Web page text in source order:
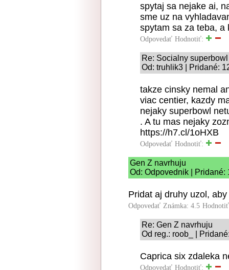
spytaj sa nejake ai,
sme uz na
spytam sa za teba, a
Odpovedať Hodnotiť:
Re: Socialny superbowl
Od: truhlik3 | Pridané:
takze cinsky nemal
viac centier, kazdy
nejaky superbowl
. A tu mas nejaky
https://h7.cl/1oHXB
Odpovedať Hodnotiť:
Gen Z navrhuju
Od: Odpovednik | Pridané:
Pridat aj druhy uzol,
Odpovedať Známka: 4.5
Re: Gen Z navrhuju
Od reg.: roob_ |
Caprica six zdaleka
Odpovedať Hodnotiť: